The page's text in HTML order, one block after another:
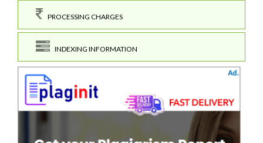
PROCESSING CHARGES
INDEXING INFORMATION